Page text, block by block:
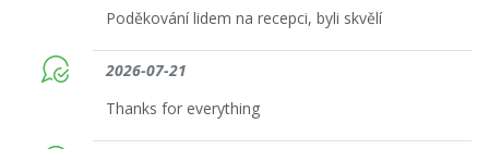
Poděkování lidem na recepci, byli skvělí
2026-07-21
Thanks for everything